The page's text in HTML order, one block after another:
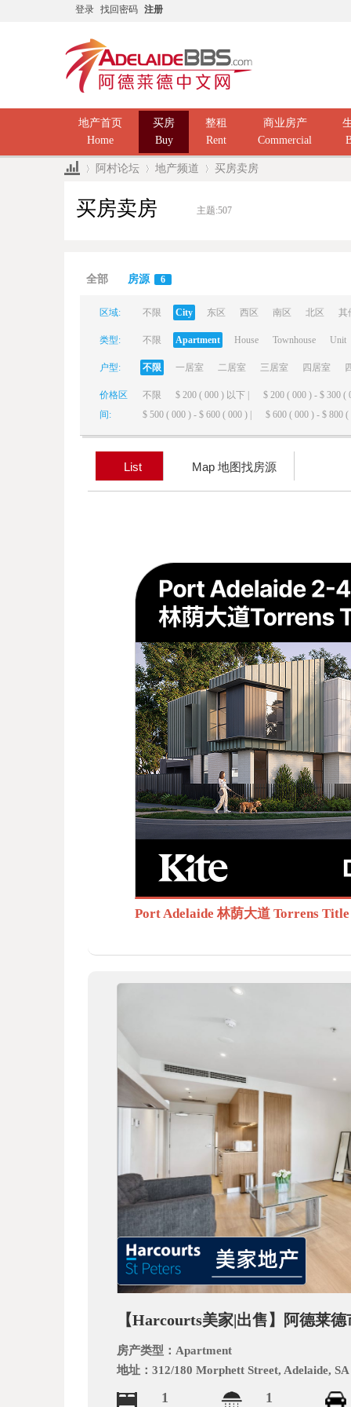
登录 找回密码 注册
地产首页
Home
买房
Buy
整租
Rent
商业房产
Commercial
阿村论坛 地产频道 买房卖房
买房卖房 主题:507
全部 房源 6
区域: 不限 City 东区 西区 南区 北区 其
类型: 不限 Apartment House Townhouse Unit
户型: 不限 一居室 二居室 三居室 四居室
价格区
间:
不限 $ 200 ( 000 ) 以下 |
$ 200 ( 000 ) - $ 300 (
$ 500 ( 000 ) - $ 600 ( 000 ) |
$ 600 ( 000 ) - $ 800 (
List Map 地图找房源
Port Adelaide 林荫大道 Torrens
【Harcourts美家|出售】阿德莱
房产类型： Apartment
地址：312/180 Morphett Street, Adelaide, SA
1 1